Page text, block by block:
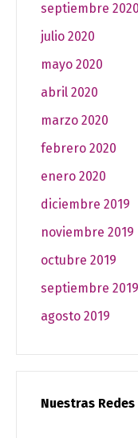
septiembre 2020
julio 2020
mayo 2020
abril 2020
marzo 2020
febrero 2020
enero 2020
diciembre 2019
noviembre 2019
octubre 2019
septiembre 2019
agosto 2019
Nuestras